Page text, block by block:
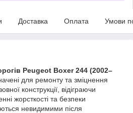
Доставка Оплата Умови
Peugeot Boxer 244 (2002–
для ремонту та зміцнення
конструкції, відіграючи
жорсткості та безпеки
невидимими після